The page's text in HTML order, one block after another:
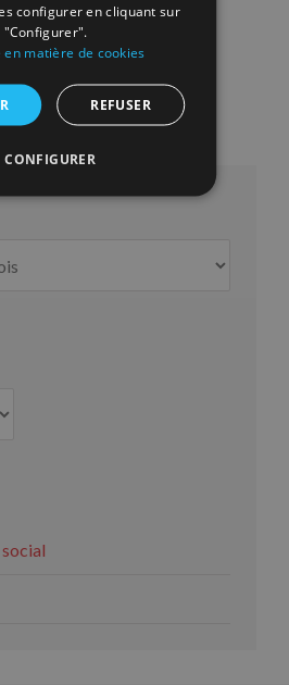
configurer en cliquant sur
"Configurer".
en matière de cookies
REFUSER
CONFIGURER